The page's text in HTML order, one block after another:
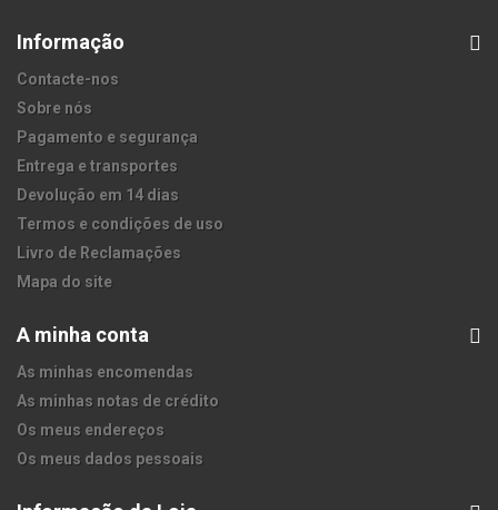
Informação
Contacte-nos
Sobre nós
Pagamento e segurança
Entrega e transportes
Devolução em 14 dias
Termos e condições de uso
Livro de Reclamações
Mapa do site
A minha conta
As minhas encomendas
As minhas notas de crédito
Os meus endereços
Os meus dados pessoais